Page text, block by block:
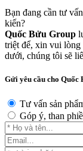
Bạn đang cần tư
kiến?
Quốc Bửu Group
triệt để, xin vui lòng
dưới, chúng tôi sẽ
Gửi yêu cầu cho Quốc
Tư vấn sản
Góp ý, than